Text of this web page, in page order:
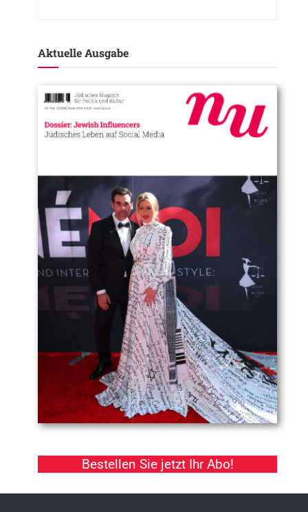
Aktuelle Ausgabe​
Bestellen Sie jetzt Ihr Abo!